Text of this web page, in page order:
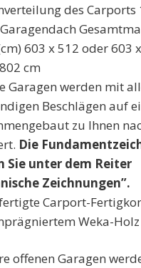
des Carports
603 x 512 oder 603
cm
Garagen werden mit
Beschlägen auf
zu Ihnen
Die
Sie unter dem Reiter
Zeichnungen”.
Carport-
Weka-Holz
offenen Garagen